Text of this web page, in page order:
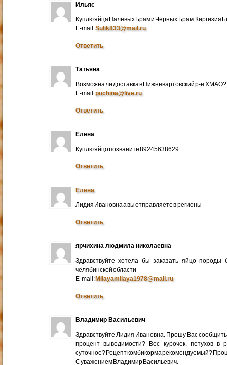
Ильяс
Куплю яйца Палевых Брам и Черных Брам.Киргизия
E-mail:Sulik833@mail.ru
Ответить
Татьяна
Возможна ли доставка в Нижневартовский р-н ХМАО?
E-mail:puchina@live.ru
Ответить
Елена
Куплю яйцо позваните 89245638629
Ответить
Елена
Лидия Ивановна а вы отправляете в регионы
Ответить
ярчихина людмила николаевна
Здравствуйте хотела бы заказать яйцо
челябинской области
E-mail:Milayamilaya1978@mail.ru
Ответить
Владимир Васильевич
Здравствуйте Лидия Ивановна. Прошу Вас
процент выводимости? Вес курочек, петухов в
суточное? Рецепт комбикорма рекомендуемый?
С уважением Владимир Васильевич.